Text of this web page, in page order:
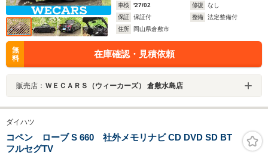
車検
'27/02 修復
なし
保証
保証付 整備
法定整備付
住所
岡山県倉敷市
無
料
在庫確認・見積依頼
販売店： ＷＥＣＡＲＳ（ウィーカーズ） 倉敷水島店
ダイハツ
コペン ローブ S 660 社外メモリナビ CD DVD SD BT
フルセグTV